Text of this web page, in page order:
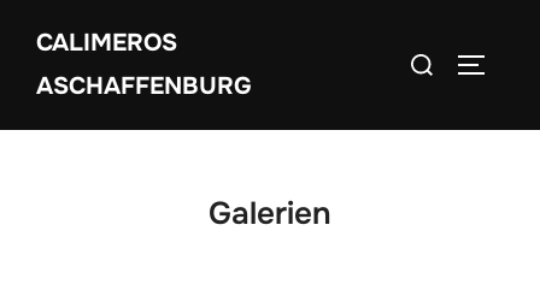
Inhalt
springen
CALIMEROS
ASCHAFFENBURG
Suchen
Galerien